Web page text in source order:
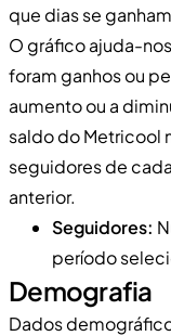
que dias se
O gráfico ajuda-
foram ganhos ou
aumento ou a
saldo do Metricool
seguidores de
anterior.
Seguidores:
período
Demografia
Dados